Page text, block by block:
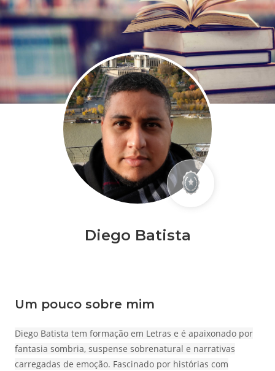
Diego Batista
Um pouco sobre mim
Diego Batista tem formação em Letras e é apaixonado por
fantasia sombria, suspense sobrenatural e narrativas
carregadas de emoção. Fascinado por histórias com